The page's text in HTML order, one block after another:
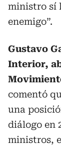
ministro sí
enemigo”.
Gustavo
Interior,
comentó
una
diálogo en
ministros,